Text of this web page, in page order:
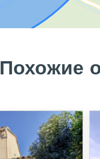
Похожие